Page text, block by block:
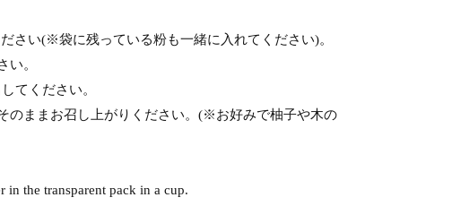
さい(※袋に残っている粉も一緒に入れてください)。
い。
てください。
のままお召し上がりください。(※お好みで柚子や木の
in the transparent pack in a cup.